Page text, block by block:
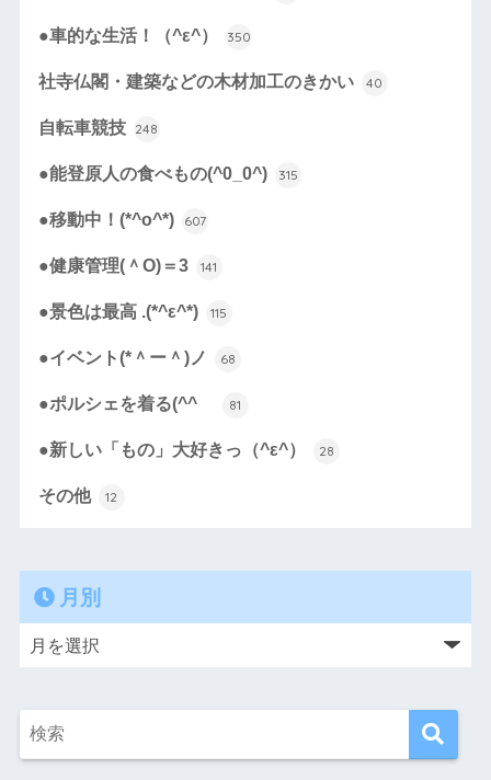
●車的な生活！（^ε^） 350
社寺仏閣・建築などの木材加工のきかい 40
自転車競技 248
●能登原人の食べもの(^0_0^) 315
●移動中！(*^o^*) 607
●健康管理(＾O)＝3 141
●景色は最高 .(*^ε^*) 115
●イベント(*＾ー＾)ノ 68
●ポルシェを着る(^^ゞ 81
●新しい「もの」大好きっ（^ε^） 28
その他 12
月別